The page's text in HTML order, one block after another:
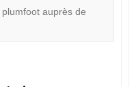
auprès de